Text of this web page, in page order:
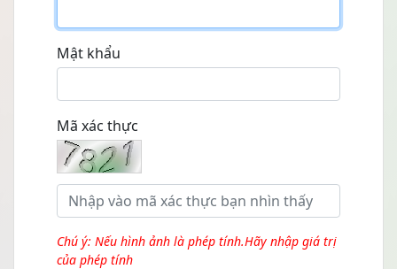
Mật khẩu
Mã xác thực
Chú ý: Nếu hình ảnh là phép tính.Hãy nhập giá trị
của phép tính